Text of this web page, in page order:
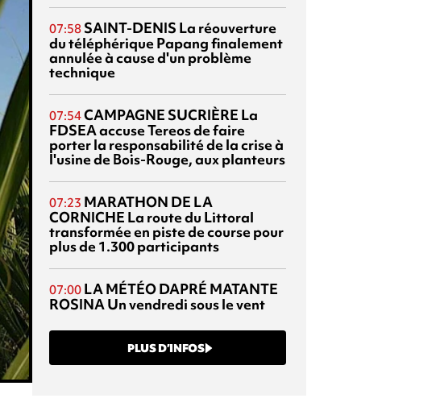
07:58 SAINT-DENIS La réouverture
du téléphérique Papang finalement
annulée à cause d'un problème
technique
07:54CAMPAGNE SUCRIÈRE La
FDSEA accuse Tereos de faire
porter la responsabilité de la crise à
l'usine de Bois-Rouge, aux planteurs
07:23 MARATHON DE LA
CORNICHE La route du Littoral
transformée en piste de course pour
plus de 1.300 participants
07:00 LA MÉTÉO DAPRÉ MATANTE
ROSINAUn vendredi sous le vent
PLUS D’INFOS